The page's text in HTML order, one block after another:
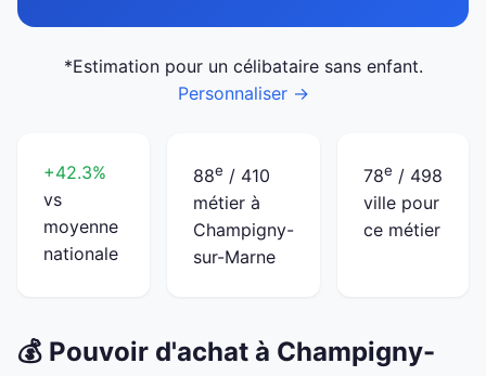
*Estimation pour un célibataire sans enfant.
Personnaliser →
+42.3%
vs
moyenne
nationale
88e / 410
métier à
Champigny-
sur-Marne
78e / 498
ville pour
ce métier
💰 Pouvoir d'achat à Champigny-